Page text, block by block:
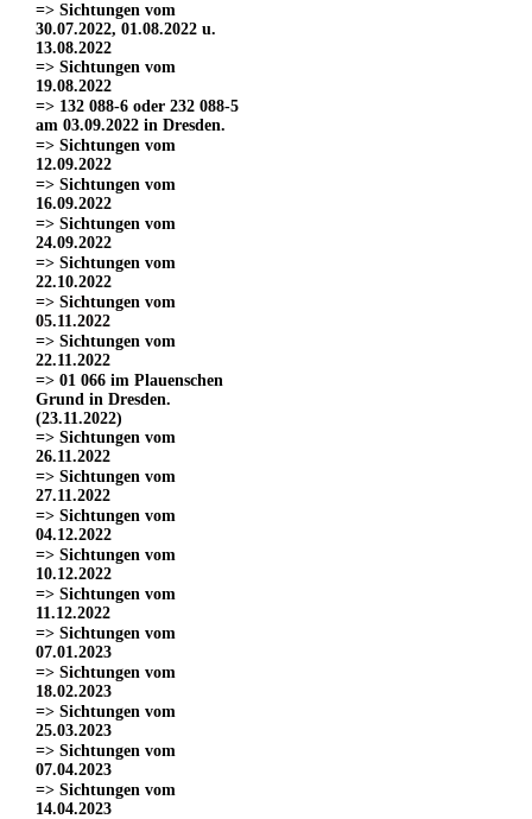
=> Sichtungen vom
30.07.2022, 01.08.2022 u.
13.08.2022
=> Sichtungen vom
19.08.2022
=> 132 088-6 oder 232 088-5
am 03.09.2022 in Dresden.
=> Sichtungen vom
12.09.2022
=> Sichtungen vom
16.09.2022
=> Sichtungen vom
24.09.2022
=> Sichtungen vom
22.10.2022
=> Sichtungen vom
05.11.2022
=> Sichtungen vom
22.11.2022
=> 01 066 im Plauenschen
Grund in Dresden.
(23.11.2022)
=> Sichtungen vom
26.11.2022
=> Sichtungen vom
27.11.2022
=> Sichtungen vom
04.12.2022
=> Sichtungen vom
10.12.2022
=> Sichtungen vom
11.12.2022
=> Sichtungen vom
07.01.2023
=> Sichtungen vom
18.02.2023
=> Sichtungen vom
25.03.2023
=> Sichtungen vom
07.04.2023
=> Sichtungen vom
14.04.2023